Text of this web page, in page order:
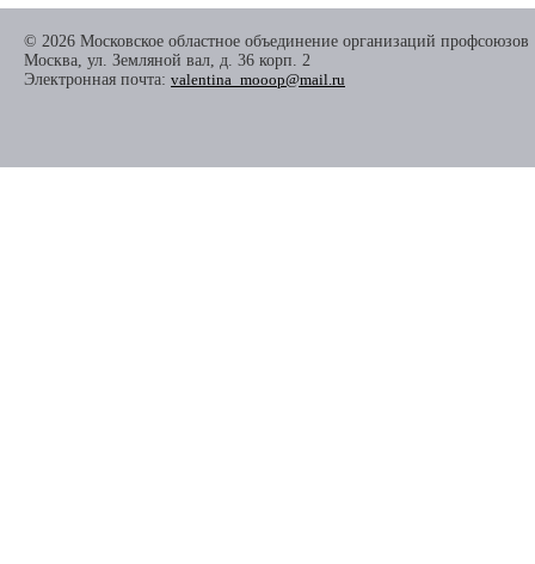
© 2026 Московское областное объединение организаций профсоюзов
Москва, ул. Земляной вал, д. 36 корп. 2
Электронная почта: valentina_mooop@mail.ru